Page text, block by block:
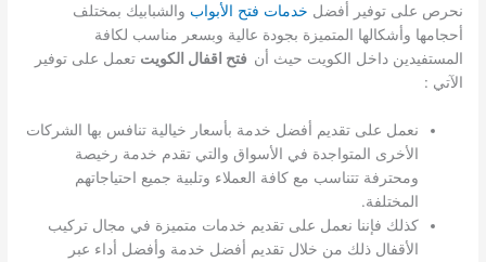
نحرص على توفير أفضل خدمات فتح الأبواب والشبابيك بمختلف
أحجامها وأشكالها المتميزة بجودة عالية وبسعر مناسب لكافة
المستفيدين داخل الكويت حيث أن فتح اقفال الكويت تعمل على توفير
الآتي :
نعمل على تقديم أفضل خدمة بأسعار خيالية تنافس بها الشركات
الأخرى المتواجدة في الأسواق والتي تقدم خدمة رخيصة
ومحترفة تتناسب مع كافة العملاء وتلبية جميع احتياجاتهم
المختلفة.
كذلك فإننا نعمل على تقديم خدمات متميزة في مجال تركيب
الأقفال ذلك من خلال تقديم أفضل خدمة وأفضل أداء عبر